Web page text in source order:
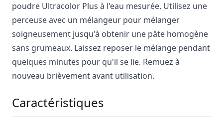
poudre Ultracolor Plus à l'eau mesurée. Utilisez une
perceuse avec un mélangeur pour mélanger
soigneusement jusqu'à obtenir une pâte homogène
sans grumeaux. Laissez reposer le mélange pendant
quelques minutes pour qu'il se lie. Remuez à
nouveau brièvement avant utilisation.
Caractéristiques